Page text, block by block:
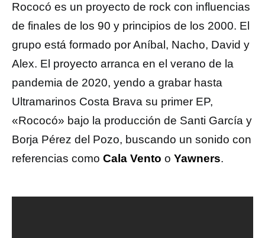
Rococó es un proyecto de rock con influencias
de finales de los 90 y principios de los 2000. El
grupo está formado por Aníbal, Nacho, David y
Alex. El proyecto arranca en el verano de la
pandemia de 2020, yendo a grabar hasta
Ultramarinos Costa Brava su primer EP,
«Rococó» bajo la producción de Santi García y
Borja Pérez del Pozo, buscando un sonido con
referencias como Cala Vento o Yawners.